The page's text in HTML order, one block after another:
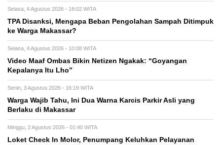
Selasa, 4 Agustus 2026 - 18:02 WITA
TPA Disanksi, Mengapa Beban Pengolahan Sampah Ditimpuk
ke Warga Makassar?
Selasa, 4 Agustus 2026 - 10:08 WITA
Video Maaf Ombas Bikin Netizen Ngakak: “Goyangan
Kepalanya Itu Lho”
Senin, 3 Agustus 2026 - 16:19 WITA
Warga Wajib Tahu, Ini Dua Warna Karcis Parkir Asli yang
Berlaku di Makassar
Minggu, 2 Agustus 2026 - 01:40 WITA
Loket Check In Molor, Penumpang Keluhkan Pelayanan